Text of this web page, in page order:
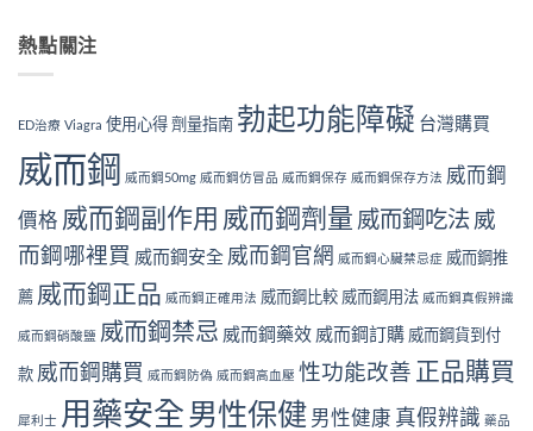
熱點關注
ED治療 Viagra 使用心得劑量指南 勃起功能障礙 台灣購買
威而鋼 威而鋼50mg 威而鋼仿冒品 威而鋼保存 威而鋼保存方法 威而鋼
價格 威而鋼副作用 威而鋼劑量 威而鋼吃法威
而鋼哪裡買 威而鋼安全 威而鋼官網 威而鋼心臟禁忌症 威而鋼推
薦 威而鋼正品 威而鋼正確用法 威而鋼比較 威而鋼用法 威而鋼真假辨識
威而鋼硝酸鹽 威而鋼禁忌 威而鋼藥效 威而鋼訂購 威而鋼貨到付
款 威而鋼購買 威而鋼防偽 威而鋼高血壓 性功能改善 正品購買
犀利士 用藥安全男性保健 男性健康 真假辨識 藥品